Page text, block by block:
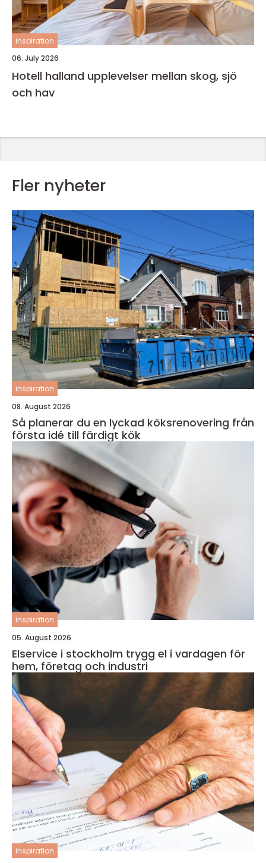
inspiration
06. July 2026
Hotell halland upplevelser mellan skog, sjö
och hav
Fler nyheter
inspiration
08. August 2026
Så planerar du en lyckad köksrenovering från
första idé till färdigt kök
inspiration
05. August 2026
Elservice i stockholm trygg el i vardagen för
hem, företag och industri
inspiration